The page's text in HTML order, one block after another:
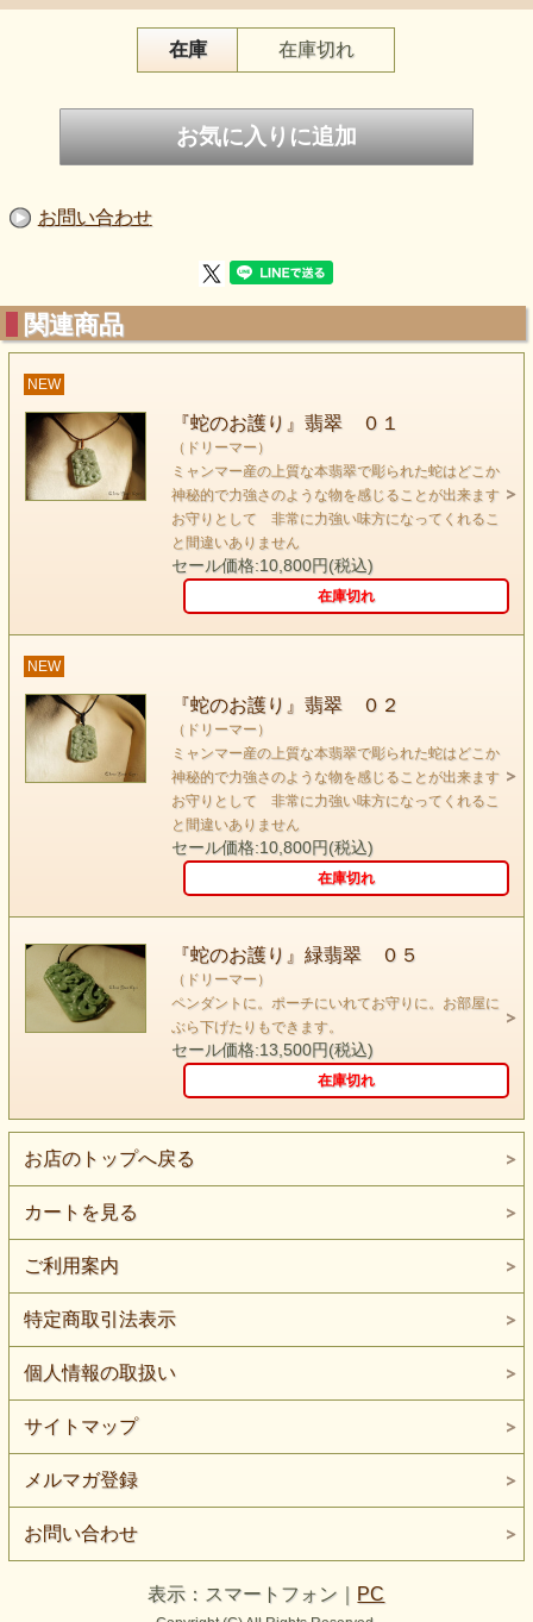
蛇は古来より豊穣や金運を司る神様として祀られ、
蛇の彫り物です
ペンダントとして つけることもできますし
お守りとして ポーチにいれて 持ち歩くのもいいですし～
お部屋にぶら下げたりもできます。
翡翠
JADE
keyword （ドリーマー）
あなたは誰？アリスのウサギ？いったいどこに行くの？
ちょっと 待って！ 私も連れていって・・・・
気がつくとそこは 妖精が舞い、天使が空飛ぶ
夢と希望のワンダーランドでした。
何でも出来そうな気がする・・・・
お姫様になりたい！ もちろんなれます。
空を飛んでみたい。 はいどうぞ・・・
そう ここは あなたの夢の世界。
夢の中では なんでも ＯＫ！出来るはずよね。
ただひとつ この世界には 秘密があるのです。
それは ある人にしか見つけられない 秘密の小道・・・
好奇心という名の 魔法の小道・・・・
例えば 勇気が必要かもしれない もしくは愛かもしれな
そして、その小道はいったいどこに通じているのだろう！
在庫 在庫切れ
お問い合わせ
関連商品
NEW
『蛇のお護り』翡翠 ０１
（ドリーマー）
ミャンマー産の上質な本翡翠で彫られた蛇はどこか
神秘的で力強さのような物を感じることが出来ます
お守りとして 非常に力強い味方になってくれるこ
と間違いありません
セール価格:10,800円(税込)
在庫切れ
NEW
『蛇のお護り』翡翠 ０２
（ドリーマー）
ミャンマー産の上質な本翡翠で彫られた蛇はどこか
神秘的で力強さのような物を感じることが出来ます
お守りとして 非常に力強い味方になってくれるこ
と間違いありません
セール価格:10,800円(税込)
在庫切れ
『蛇のお護り』緑翡翠 ０５
（ドリーマー）
ペンダントに。ポーチにいれてお守りに。お部屋に
ぶら下げたりもできます。
セール価格:13,500円(税込)
在庫切れ
お店のトップへ戻る
カートを見る
ご利用案内
特定商取引法表示
個人情報の取扱い
サイトマップ
メルマガ登録
お問い合わせ
表示：スマートフォン｜ PC